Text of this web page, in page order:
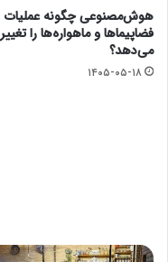
هوش‌مصنوعی چگونه عملیات
فضاپیماها و ماهواره‌ها را تغییر
می‌دهد؟
۱۴۰۵-۰۵-۱۸